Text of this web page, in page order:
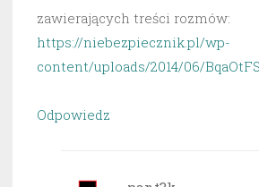
zawierających treści rozmów:
https://niebezpiecznik.pl/wp-
content/uploads/2014/06/
Odpowiedz